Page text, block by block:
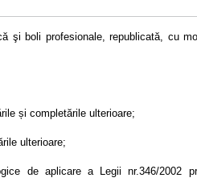
şi boli profesionale, republicată, cu
și completările ulterioare;
ulterioare;
de aplicare a Legii nr.346/2002